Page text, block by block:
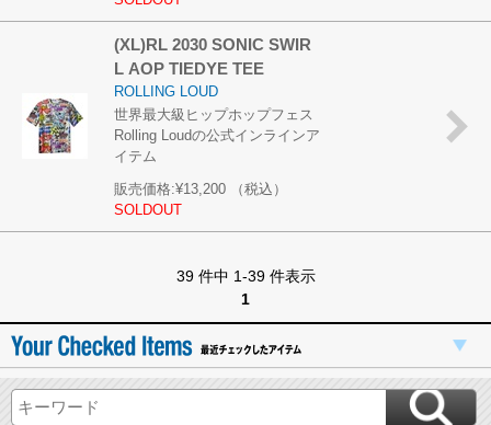
(XL)RL 2030 SONIC SWIR
L AOP TIEDYE TEE
ROLLING LOUD
世界最大級ヒップホップフェス
Rolling Loudの公式インラインア
イテム
販売価格:¥13,200
（税込）
SOLDOUT
39 件中 1-39 件表示
1